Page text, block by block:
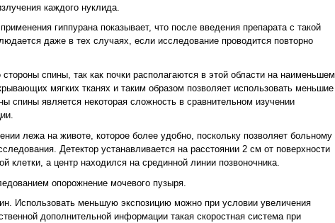
каждого нуклида.
гиппурана показывает, что после введения препарата с такой
даже в тех случаях, если исследование проводится повторно
спины, так как почки располагаются в этой области на наименьшем
мягких тканях и таким образом позволяет использовать меньшие
спины является некоторая сложность в сравнительном изучении
лежа на животе, которое более удобно, поскольку позволяет больному
Детектор устанавливается на расстоянии 2 см от поверхности
клетки, а центр находился на срединной линии позвоночника.
опорожнение мочевого пузыря.
Использовать меньшую экспозицию можно при условии увеличения
дополнительной информации такая скоростная система при